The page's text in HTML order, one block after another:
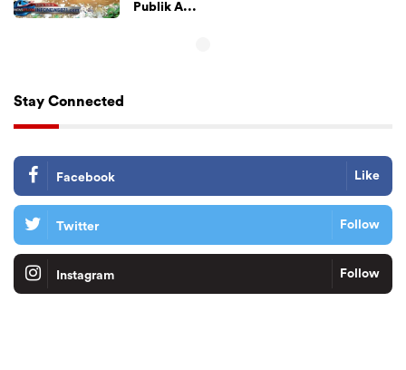
Publik A...
Stay Connected
Facebook Like
Twitter Follow
Instagram Follow